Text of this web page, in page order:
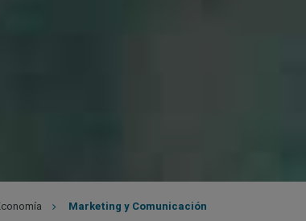
Marketing y Comunicación